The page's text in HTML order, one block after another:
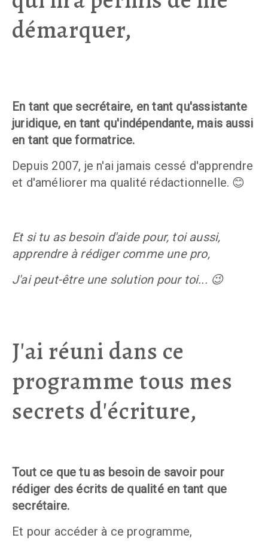
démarquer,
En tant que secrétaire, en tant qu'assistante
juridique, en tant qu'indépendante, mais aussi
en tant que formatrice.
Depuis 2007, je n'ai jamais cessé d'apprendre
et d'améliorer ma qualité rédactionnelle. 😊
Et si tu as besoin d'aide pour, toi aussi,
apprendre à rédiger comme une pro,
J'ai peut-être une solution pour toi... 😉
J'ai réuni dans ce
programme tous mes
secrets d'écriture,
Tout ce que tu as besoin de savoir pour
rédiger des écrits de qualité en tant que
secrétaire.
Et pour accéder à ce programme,